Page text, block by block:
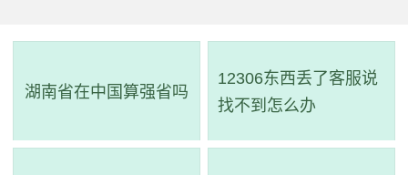
湖南省在中国算强省吗
12306东西丢了客服说
找不到怎么办